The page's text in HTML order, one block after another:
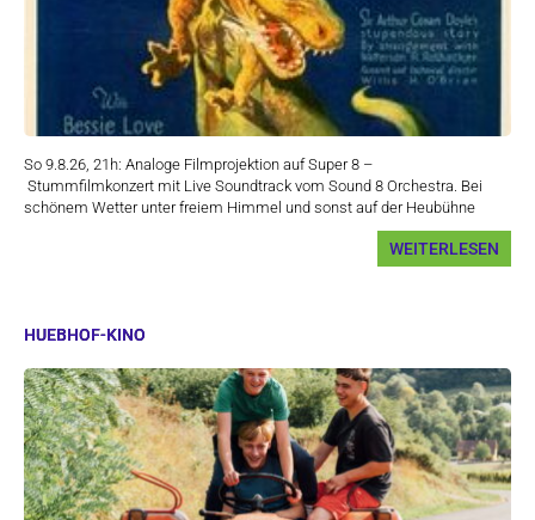
So 9.8.26, 21h: Analoge Filmprojektion auf Super 8 –
Stummfilmkonzert mit Live Soundtrack vom Sound 8 Orchestra. Bei
schönem Wetter unter freiem Himmel und sonst auf der Heubühne
WEITERLESEN
HUEBHOF-KINO